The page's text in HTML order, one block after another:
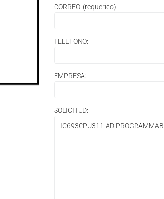
CORREO: (requerido)
TELEFONO:
EMPRESA:
SOLICITUD: